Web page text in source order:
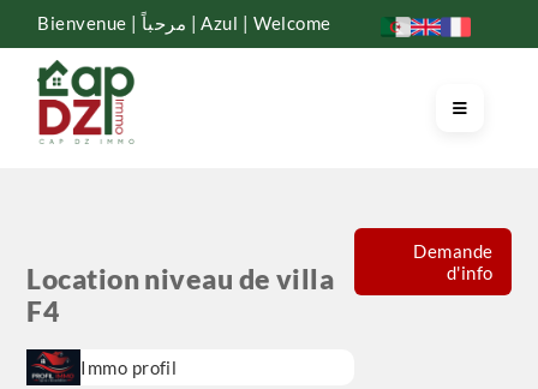
Bienvenue | مرحباً | Azul | Welcome
Location niveau de villa
F4
Immo profil
Demande
d'info